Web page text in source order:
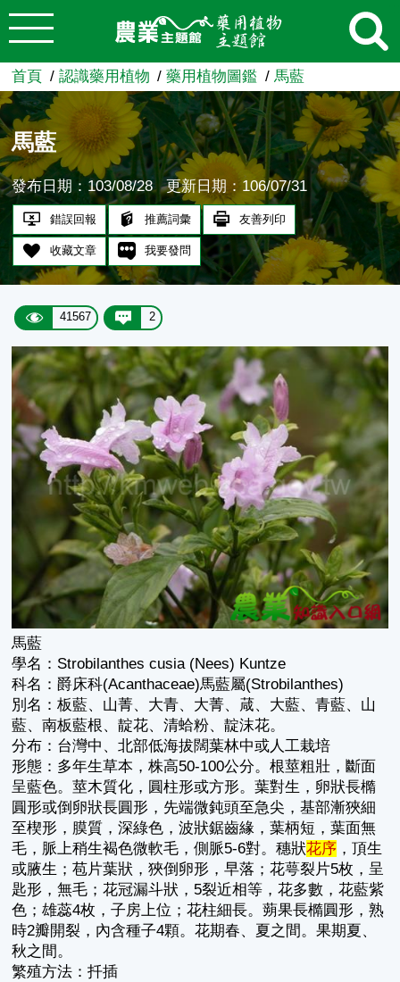
跳到主要內容
農業知識入口網
首頁 認識藥用植物 藥用植物圖鑑 馬藍
馬藍
發布日期：103/08/28 更新日期：106/07/31
錯誤回報 推薦詞彙 友善列印
收藏文章 我要發問
41567 2
馬藍
學名：Strobilanthes cusia (Nees) Kuntze
科名：爵床科(Acanthaceae)馬藍屬(Strobilanthes)
別名：板藍、山菁、大青、大菁、葴、大藍、青藍、山
藍、南板藍根、靛花、清蛤粉、靛沫花。
分布：台灣中、北部低海拔闊葉林中或人工栽培
形態：多年生草本，株高50-100公分。根莖粗壯，斷面
呈藍色。莖木質化，圓柱形或方形。葉對生，卵狀長橢
圓形或倒卵狀長圓形，先端微鈍頭至急尖，基部漸狹細
至楔形，膜質，深綠色，波狀鋸齒緣，葉柄短，葉面無
毛，脈上稍生褐色微軟毛，側脈5-6對。穗狀花序 ，頂生
或腋生；苞片葉狀，狹倒卵形，早落；花萼裂片5枚，呈
匙形，無毛；花冠漏斗狀，5裂近相等，花多數，花藍紫
色；雄蕊4枚，子房上位；花柱細長。蒴果長橢圓形，熟
時2瓣開裂，內含種子4顆。花期春、夏之間。果期夏、
秋之間。
繁殖方法：扦插